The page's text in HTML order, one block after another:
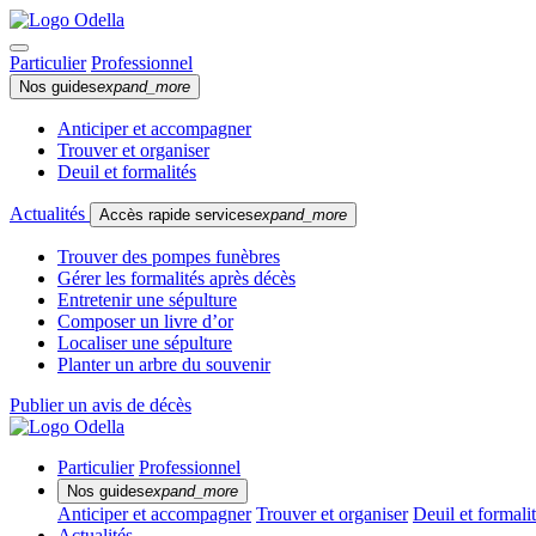
Particulier Professionnel
Nos guidesexpand_more
Anticiper et accompagner
Trouver et organiser
Deuil et formalités
Actualités Accès rapide servicesexpand_more
Trouver des pompes funèbres
Gérer les formalités après décès
Entretenir une sépulture
Composer un livre d’or
Localiser une sépulture
Planter un arbre du souvenir
Publier un avis de décès
Particulier Professionnel
Nos guidesexpand_more
Anticiper et accompagner Trouver et organiser Deuil et